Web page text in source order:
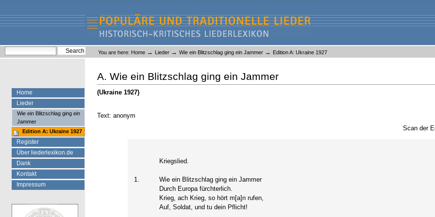
content.
navigation
Liederlexikon
Personal
tools
You are here: Home → Lieder → Wie ein Blitzschlag ging ein Jammer → Edition A: Ukraine 1927
A. Wie ein Blitzschlag ging ein Jammer
(Ukraine 1927)
Text: anonym
Scan der
Kriegslied.
1.
Wie ein Blitzschlag ging ein Jammer
Durch Europa fürchterlich.
Krieg, ach Krieg, so hört m[a]n rufen,
Auf, Soldat, und tu dein Pflicht!
Home
Lieder
Wie ein Blitzschlag ging ein
Jammer
Edition A: Ukraine 1927
Register
Über liederlexikon.de
Dank
Kontakt
Impressum